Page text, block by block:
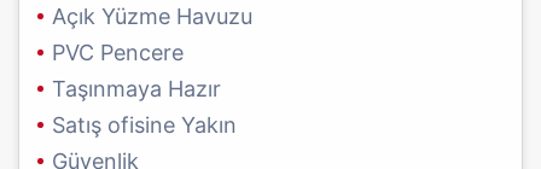
Açık Yüzme Havuzu
PVC Pencere
Taşınmaya Hazır
Satış ofisine Yakın
Güvenlik